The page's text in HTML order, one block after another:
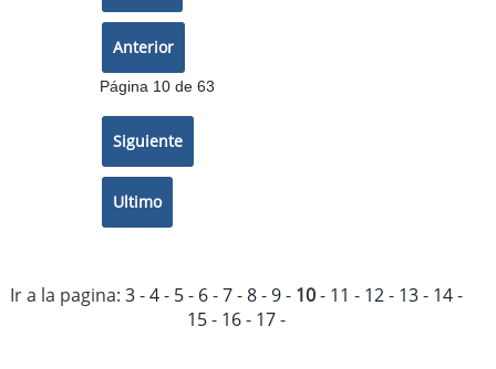
Página 10 de 63
Ir a la pagina: 3-4- 5- 6-7-8-9- 10- 11 - 12- 13- 14-
15- 16- 17-